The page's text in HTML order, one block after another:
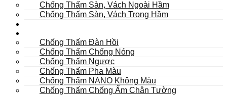
Chống Thấm Sàn, Vách Ngoài Hầm
Chống Thấm Sàn, Vách Trong Hầm
Chống Thấm Đàn Hồi
Chống Thấm Chống Nóng
Chống Thấm Ngược
Chống Thấm Pha Màu
Chống Thấm NANO Không Màu
Chống Thấm Chống Ẩm Chân Tường